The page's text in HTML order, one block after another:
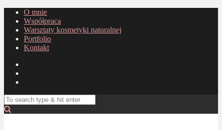
O mnie
Współpraca
Warsztaty kosmetyki naturalnej
Portfolio
Kontakt